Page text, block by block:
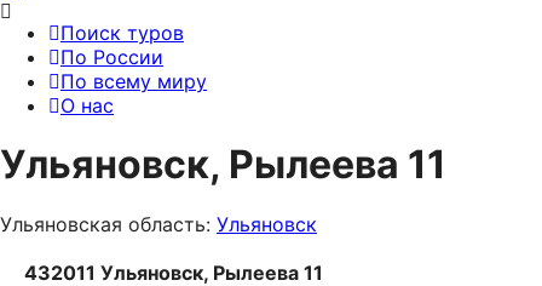
Поиск туров
По России
По всему миру
О нас
Ульяновск, Рылеева 11
Ульяновская область: Ульяновск
432011 Ульяновск, Рылеева 11